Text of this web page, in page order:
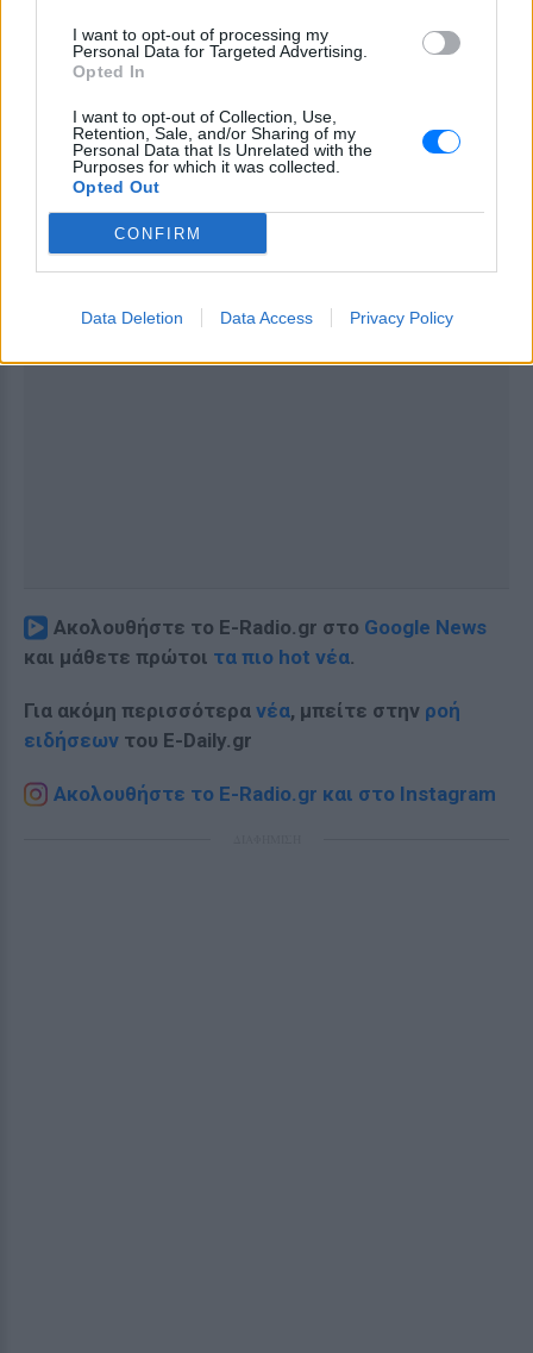
I want to opt-out of processing my
Personal Data for Targeted Advertising.
Opted In
I want to opt-out of Collection, Use,
Retention, Sale, and/or Sharing of my
Personal Data that Is Unrelated with the
Purposes for which it was collected.
Opted Out
CONFIRM
Data Deletion Data Access Privacy Policy
Ακολουθήστε το E-Radio.gr στο Google News
και μάθετε πρώτοι τα πιο hot νέα.
Για ακόμη περισσότερα νέα, μπείτε στην ροή
ειδήσεων του E-Daily.gr
Ακολουθήστε το E-Radio.gr και στο Instagram